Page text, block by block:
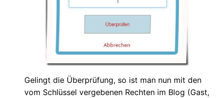
Gelingt die Überprüfung, so ist man nun mit den
vom Schlüssel vergebenen Rechten im Blog (Gast,